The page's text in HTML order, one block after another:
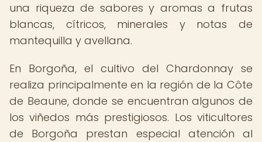
una riqueza de sabores y aromas a frutas
blancas, cítricos, minerales y notas de
mantequilla y avellana.
En Borgoña, el cultivo del Chardonnay se
realiza principalmente en la región de la Côte
de Beaune, donde se encuentran algunos de
los viñedos más prestigiosos. Los viticultores
de Borgoña prestan especial atención al